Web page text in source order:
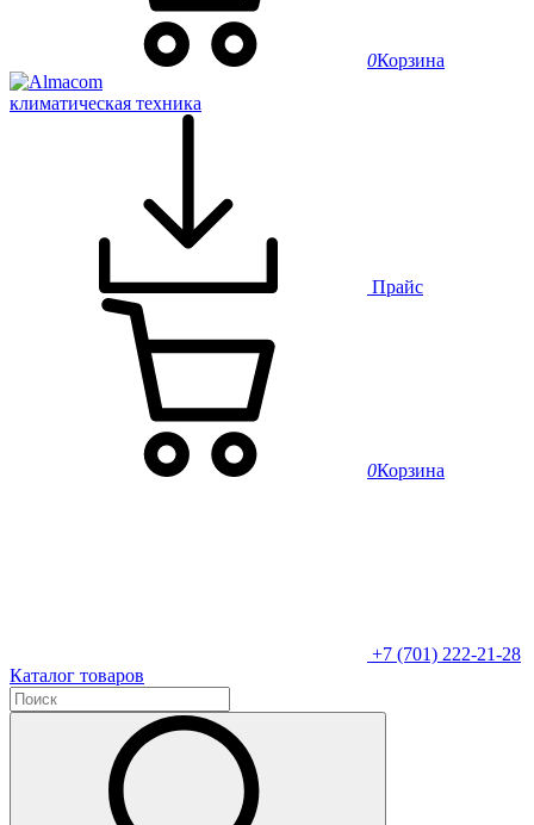
0Корзина
климатическая техника
Прайс
0Корзина
+7 (701) 222-21-28
Каталог товаров